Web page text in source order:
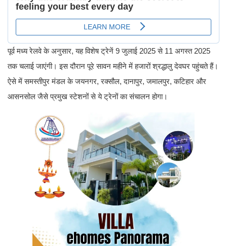
पूर्व मध्य रेलवे के अनुसार, यह विशेष ट्रेनें 9 जुलाई 2025 से 11 अगस्त 2025
तक चलाई जाएंगी। इस दौरान पूरे सावन महीने में हजारों श्रद्धालु देवघर पहुंचते हैं।
ऐसे में समस्तीपुर मंडल के जयनगर, रक्सौल, दानापुर, जमालपुर, कटिहार और
आसनसोल जैसे प्रमुख स्टेशनों से ये ट्रेनों का संचालन होगा।